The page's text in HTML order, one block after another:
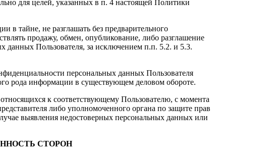
для целей, указанных в п. 4 настоящей Политики
в тайне, не разглашать без предварительного
продажу, обмен, опубликование, либо разглашение
Пользователя, за исключением п.п. 5.2. и 5.3.
персональных данных Пользователя
рода информации в существующем деловом обороте.
к соответствующему Пользователю, с момента
либо уполномоченного органа по защите прав
выявления недостоверных персональных данных или
СТОРОН